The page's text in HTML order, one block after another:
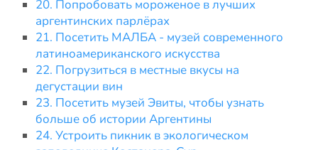
20. Попробовать мороженое в лучших
аргентинских парлёрах
21. Посетить МАЛБА - музей современного
латиноамериканского искусства
22. Погрузиться в местные вкусы на
дегустации вин
23. Посетить музей Эвиты, чтобы узнать
больше об истории Аргентины
24. Устроить пикник в экологическом